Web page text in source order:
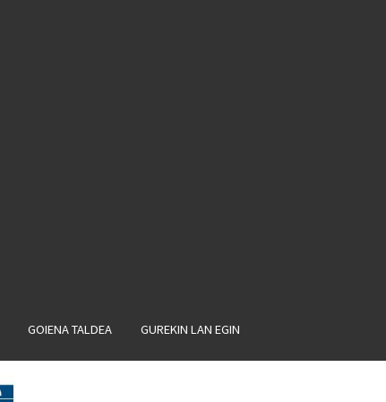
GOIENA TALDEA GUREKIN LAN EGIN